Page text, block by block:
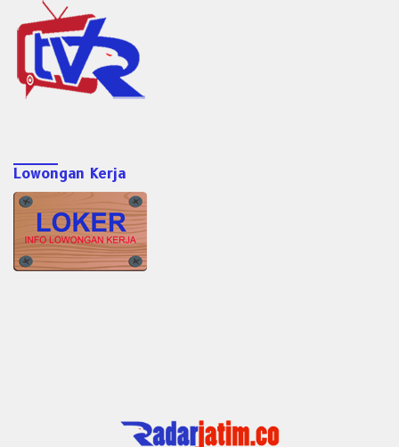
Lowongan Kerja